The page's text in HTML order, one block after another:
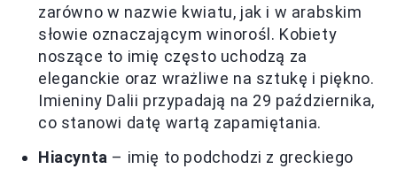
zarówno w nazwie kwiatu, jak i w arabskim
słowie oznaczającym winorośl. Kobiety
noszące to imię często uchodzą za
eleganckie oraz wrażliwe na sztukę i piękno.
Imieniny Dalii przypadają na 29 października,
co stanowi datę wartą zapamiętania.
Hiacynta – imię to podchodzi z greckiego